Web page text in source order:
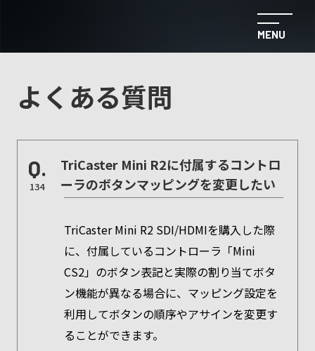
MENU
よくある質問
Q.
134
TriCaster Mini R2に付属するコントロ
ーラのボタンマッピングを変更したい
TriCaster Mini R2 SDI/HDMIを購入した際
に、付属しているコントローラ「Mini
CS2」のボタン表記と実際の割り当てボタ
ン機能が異なる場合に、マッピング設定を
利用してボタンの順序やアサインを変更す
ることができます。